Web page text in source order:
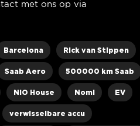
met ons op via
Barcelona Rick van Stippen
Saab Aero 500000 km Saab
NIO House Nomi EV
verwisselbare accu